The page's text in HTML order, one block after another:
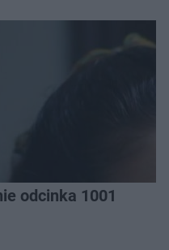
odcinka 1001